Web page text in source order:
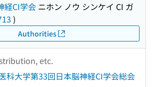
経CI学会 ニホン ノウ シンケイ CI ガ
)
Authorities
etc.
科大学第33回日本脳神経CI学会総会